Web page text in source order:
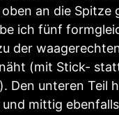
an die Spitze
ich fünf
der
(mit Stick-
Den unteren Teil
mittig